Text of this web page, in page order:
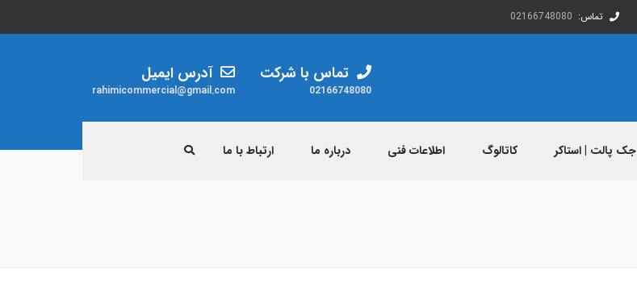
تماس: 02166748080
تماس با شرکت
02166748080
آدرس ایمیل
rahimicommercial@gmail.com
جک پالت | استاکر کاتالوگ اطلاعات فنی درباره ما ارتباط با ما